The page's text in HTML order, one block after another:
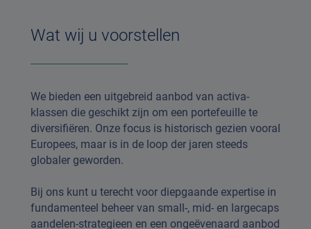
Wat wij u voorstellen
We bieden een uitgebreid aanbod van activa-
klassen die geschikt zijn om een portefeuille te
diversifiëren. Onze focus is historisch gezien vooral
Europees, maar is in de loop der jaren steeds
globaler geworden.
Bij ons kunt u terecht voor diepgaande expertise in
fundamenteel beheer van small-, mid- en largecaps
aandelen-strategieen en een ongeëvenaard aanbod